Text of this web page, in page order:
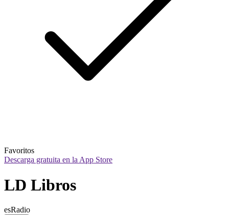
Favoritos
Descarga gratuita en la App Store
LD Libros
esRadio